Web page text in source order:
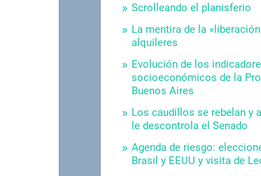
Scrolleando el planisferio
La mentira de la
alquileres
Evolución de los
socioeconómicos de la
Buenos Aires
Los caudillos se rebelan y
le descontrola el Senado
Agenda de riesgo:
Brasil y EEUU y visita de